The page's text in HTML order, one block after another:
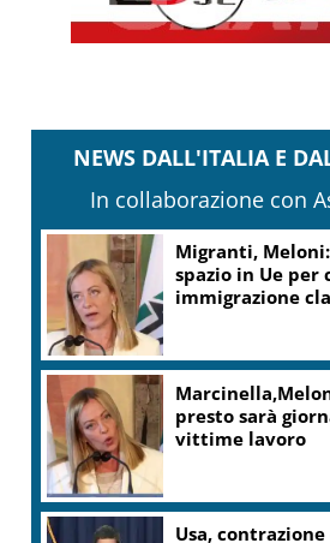
NEWS DALL'ITALIA E
In collaborazione con
Emilia R., carabinieri: fermati
autori omicidio Nicola Musiani
Spin time Labs: fondi
possono vincere su città
Roggero, Salvini